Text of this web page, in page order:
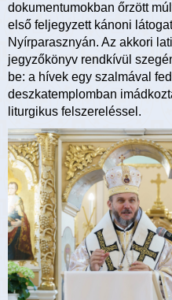
dokumentumokban őrzött
első feljegyzett kánoni
Nyírparasznyán. Az akkori
jegyzőkönyv rendkívül
be: a hívek egy szalmával
deszkatemplomban
liturgikus felszereléssel.